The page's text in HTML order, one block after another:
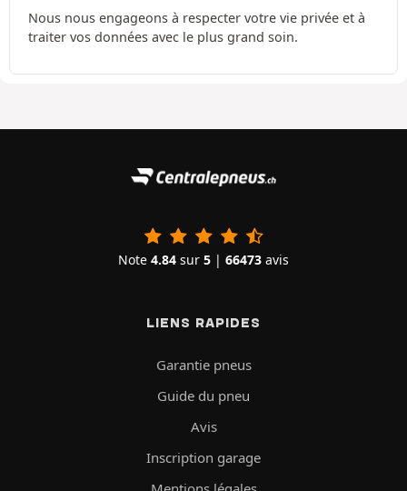
Nous nous engageons à respecter votre vie privée et à
traiter vos données avec le plus grand soin.
Note 4.84 sur 5 | 66473 avis
LIENS RAPIDES
Garantie pneus
Guide du pneu
Avis
Inscription garage